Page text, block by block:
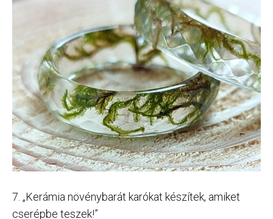
7. „Kerámia növénybarát karókat készítek, amiket
cserépbe teszek!”